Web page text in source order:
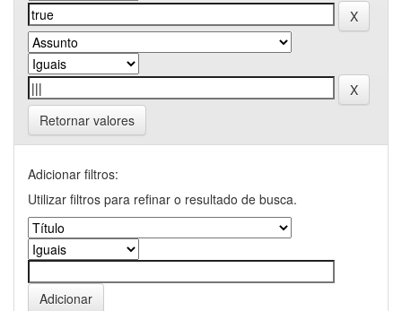
Retornar valores
Adicionar filtros:
Utilizar filtros para refinar o resultado de busca.